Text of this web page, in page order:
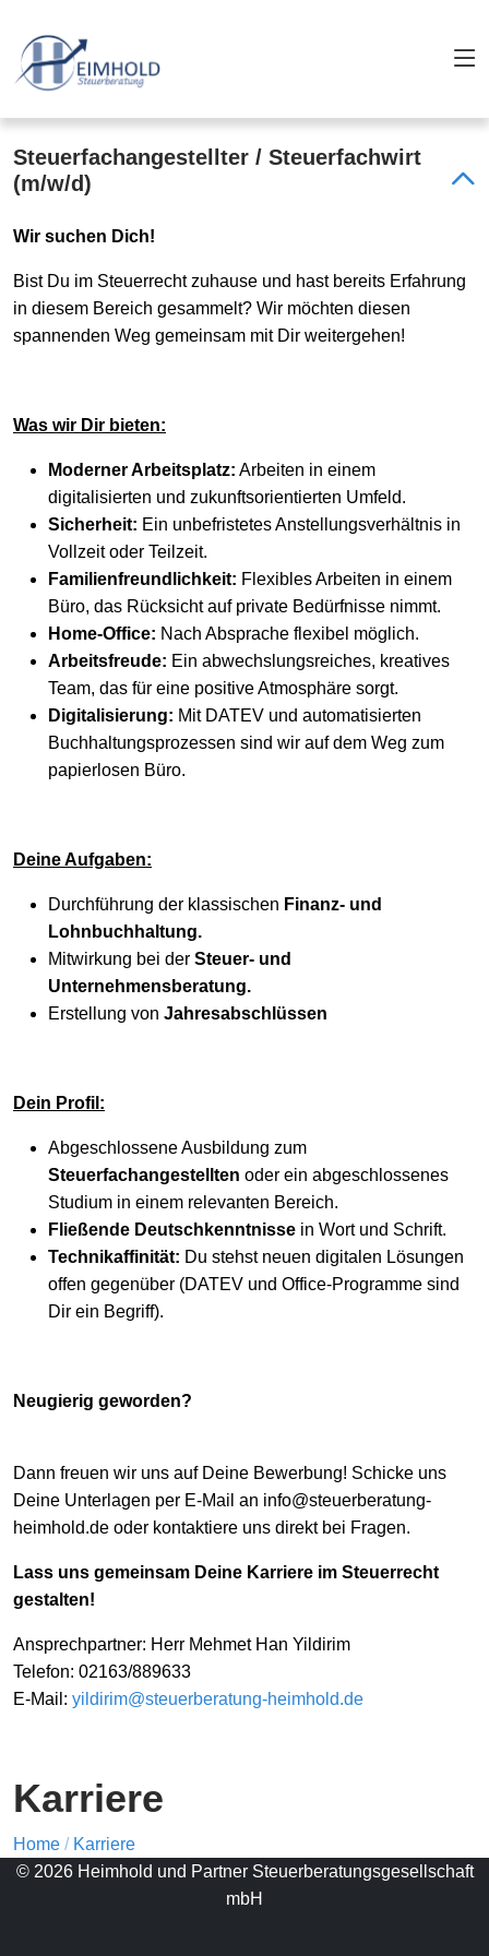
Steuerfachangestellter / Steuerfachwirt
(m/w/d)
Wir suchen Dich!
Bist Du im Steuerrecht zuhause und hast bereits Erfahrung
in diesem Bereich gesammelt? Wir möchten diesen
spannenden Weg gemeinsam mit Dir weitergehen!
Was wir Dir bieten:
Moderner Arbeitsplatz: Arbeiten in einem
digitalisierten und zukunftsorientierten Umfeld.
Sicherheit: Ein unbefristetes Anstellungsverhältnis in
Vollzeit oder Teilzeit.
Familienfreundlichkeit: Flexibles Arbeiten in einem
Büro, das Rücksicht auf private Bedürfnisse nimmt.
Home-Office: Nach Absprache flexibel möglich.
Arbeitsfreude: Ein abwechslungsreiches, kreatives
Team, das für eine positive Atmosphäre sorgt.
Digitalisierung: Mit DATEV und automatisierten
Buchhaltungsprozessen sind wir auf dem Weg zum
papierlosen Büro.
Deine Aufgaben:
Durchführung der klassischen Finanz- und
Lohnbuchhaltung.
Mitwirkung bei der Steuer- und
Unternehmensberatung.
Erstellung von Jahresabschlüssen
Dein Profil:
Abgeschlossene Ausbildung zum
Steuerfachangestellten oder ein abgeschlossenes
Studium in einem relevanten Bereich.
Fließende Deutschkenntnisse in Wort und Schrift.
Technikaffinität: Du stehst neuen digitalen Lösungen
offen gegenüber (DATEV und Office-Programme sind
Dir ein Begriff).
Neugierig geworden?
Dann freuen wir uns auf Deine Bewerbung! Schicke uns
Deine Unterlagen per E-Mail an info@steuerberatung-
heimhold.de oder kontaktiere uns direkt bei Fragen.
Lass uns gemeinsam Deine Karriere im Steuerrecht
gestalten!
Ansprechpartner: Herr Mehmet Han Yildirim
Telefon: 02163/889633
E-Mail: yildirim@steuerberatung-heimhold.de
Karriere
Home / Karriere
© 2026 Heimhold und Partner Steuerberatungsgesellschaft
mbH